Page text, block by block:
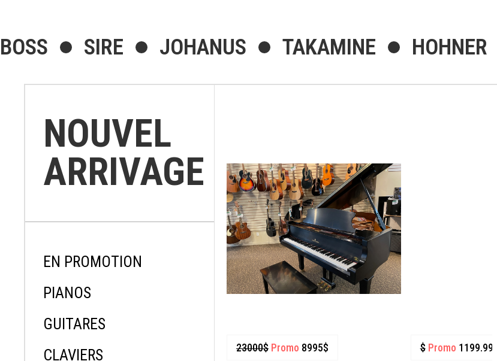
BOSS SIRE JOHANUS TAKAMINE HOHNER
NOUVEL
ARRIVAGE
EN PROMOTION
PIANOS
GUITARES
CLAVIERS
23000$ Promo 8995$ $Promo 1199.99